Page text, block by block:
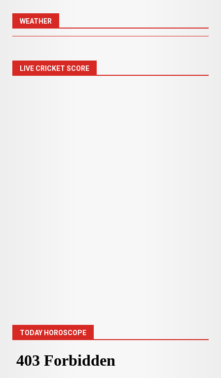
WEATHER
LIVE CRICKET SCORE
TODAY HOROSCOPE